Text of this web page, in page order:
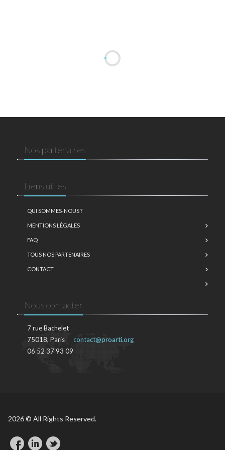
Nos partenaires
Liens utiles
QUI SOMMES-NOUS ?
MENTIONS LÉGALES
FAQ
TOUS NOS PARTENAIRES
CONTACT
Nous contacter
7 rue Bachelet
75018, Paris
06 52 37 93 09
contact@proarti.org
2026 © All Rights Reserved.